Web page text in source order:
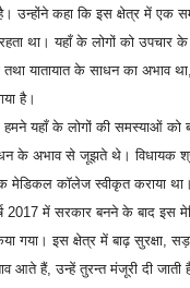
है। उन्होंने कहा कि इस क्षेत्र में एक
था। यहाँ के लोगों को उपचार
तथा यातायात के साधन का अभाव
है।
हमने यहाँ के लोगों की समस्याओं
के अभाव से जूझते थे। विधायक
मेडिकल कॉलेज स्वीकृत कराया
2017 में सरकार बनने के बाद
गया। इस क्षेत्र में बाढ़ सुरक्षा,
आते हैं, उन्हें तुरन्त मंजूरी दी जाती